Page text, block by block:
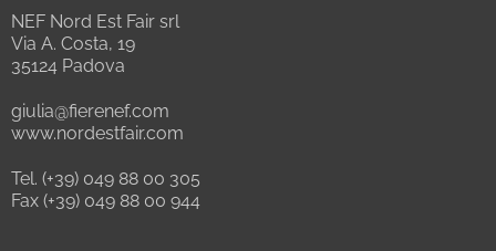
NEF Nord Est Fair srl
Via A. Costa, 19
35124 Padova
giulia@fierenef.com
www.nordestfair.com
Tel. (+39) 049 88 00 305
Fax (+39) 049 88 00 944